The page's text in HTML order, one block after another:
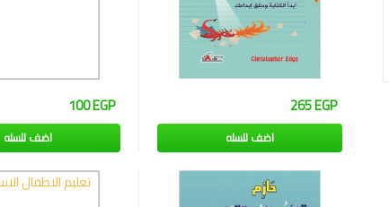
265 EGP
اضف للسله
100 EGP
اضف للسله